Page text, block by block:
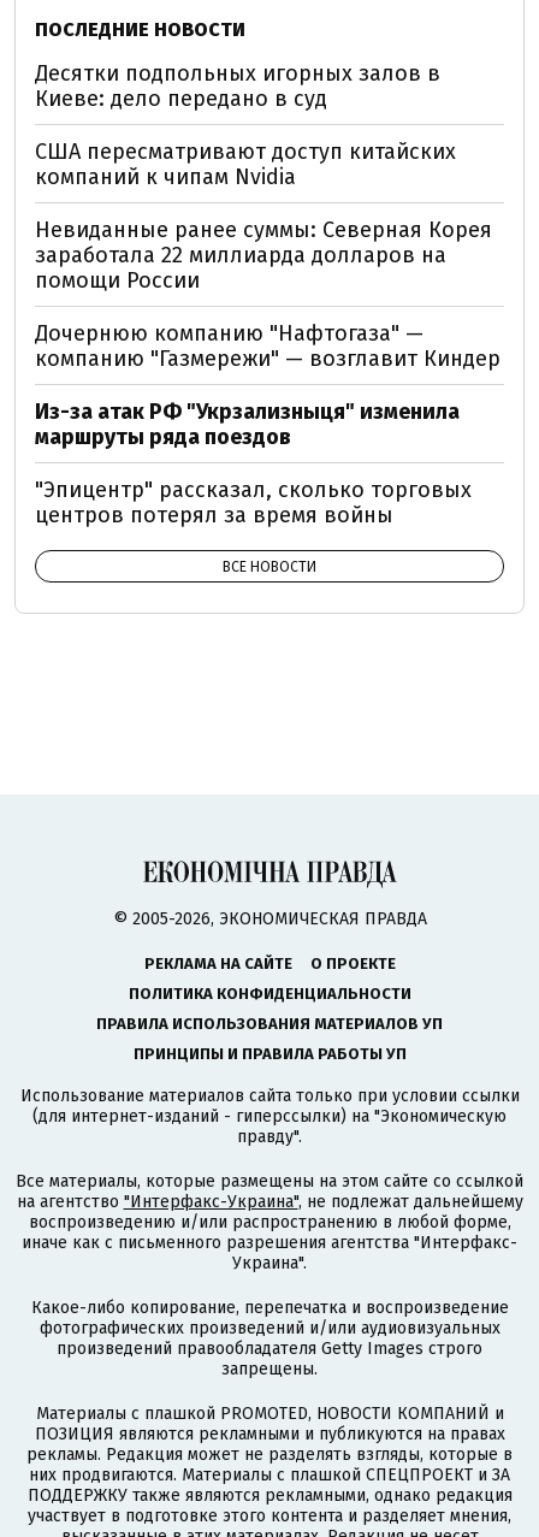
ПОСЛЕДНИЕ НОВОСТИ
Десятки подпольных игорных залов в
Киеве: дело передано в суд
США пересматривают доступ китайских
компаний к чипам Nvidia
Невиданные ранее суммы: Северная Корея
заработала 22 миллиарда долларов на
помощи России
Дочернюю компанию "Нафтогаза" —
компанию "Газмережи" — возглавит Киндер
Из-за атак РФ "Укрзализныця" изменила
маршруты ряда поездов
"Эпицентр" рассказал, сколько торговых
центров потерял за время войны
ВСЕ НОВОСТИ
© 2005-2026, ЭКОНОМИЧЕСКАЯ ПРАВДА
РЕКЛАМА НА САЙТЕ
О ПРОЕКТЕ
ПОЛИТИКА КОНФИДЕНЦИАЛЬНОСТИ
ПРАВИЛА ИСПОЛЬЗОВАНИЯ МАТЕРИАЛОВ УП
ПРИНЦИПЫ И ПРАВИЛА РАБОТЫ УП
Использование материалов сайта только при условии ссылки
(для интернет-изданий - гиперссылки) на "Экономическую
правду".
Все материалы, которые размещены на этом сайте со ссылкой
на агентство "Интерфакс-Украина", не подлежат дальнейшему
воспроизведению и/или распространению в любой форме,
иначе как с письменного разрешения агентства "Интерфакс-
Украина".
Какое-либо копирование, перепечатка и воспроизведение
фотографических произведений и/или аудиовизуальных
произведений правообладателя Getty Images строго
запрещены.
Материалы с плашкой PROMOTED, НОВОСТИ КОМПАНИЙ и
ПОЗИЦИЯ являются рекламными и публикуются на правах
рекламы. Редакция может не разделять взгляды, которые в
них продвигаются. Материалы с плашкой СПЕЦПРОЕКТ и ЗА
ПОДДЕРЖКУ также являются рекламными, однако редакция
участвует в подготовке этого контента и разделяет мнения,